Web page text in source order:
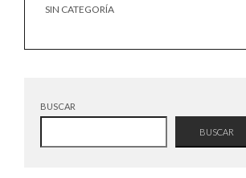
SIN CATEGORÍA
BUSCAR
BUSCAR